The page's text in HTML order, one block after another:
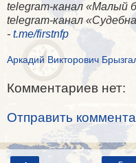
telegram-канал «Малый
telegram-канал
- t.me/firstnfp
Аркадий Викторович
Комментариев нет:
Отправить